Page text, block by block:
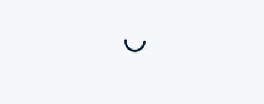
80 Ha Daudzfunkcionāls Investīciju Īpašums-
Zivju Audzētava, Brīvdienu Mājas, Briežu Dārzs